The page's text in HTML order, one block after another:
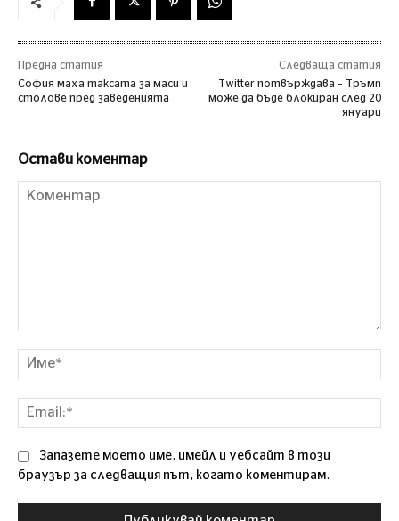
Предна статия
София маха таксата за маси и
столове пред заведенията
Следваща статия
Twitter потвърждава – Тръмп
може да бъде блокиран след 20
януари
Остави коментар
Запазете моето име, имейл и уебсайт в този
браузър за следващия път, когато коментирам.